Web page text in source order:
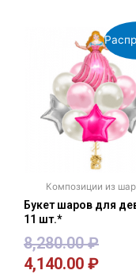
Композиции из
Букет шаров для
11 шт.*
8,280.00₽
4,140.00 ₽